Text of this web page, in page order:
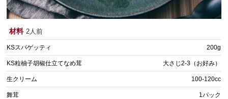
材料 2人前
KSスパゲッティ 200g
KS粒柚子胡椒仕立てなめ茸 大さじ2-3（お好み）
生クリーム 100-120cc
舞茸 1パック